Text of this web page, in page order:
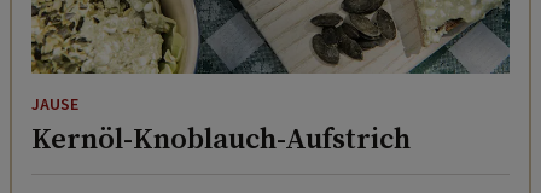
JAUSE
Kernöl-Knoblauch-Aufstrich